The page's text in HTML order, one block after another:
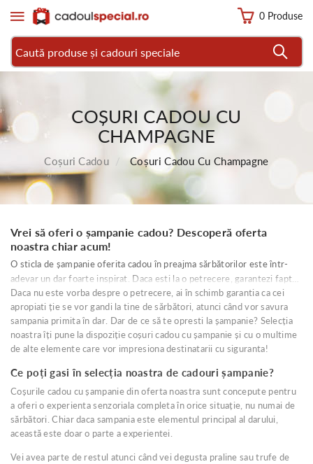
0 Produse
COȘURI CADOU CU
CHAMPAGNE
Coșuri Cadou Coșuri Cadou Cu Champagne
Vrei să oferi o șampanie cadou? Descoperă oferta
noastra chiar acum!
O sticla de șampanie oferita cadou în preajma sărbătorilor este într-
adevar un dar foarte inspirat. Daca esti la o petrecere, garantezi faptul
ca toti invitatii se vor distra pe cinste de indata ce sticla de șampanie
va fi desfacuta.
Daca nu este vorba despre o petrecere, ai în schimb garantia ca cei
apropiati ție se vor gandi la tine de sărbători, atunci când vor savura
sampania primita în dar. Dar de ce să te opresti la șampanie? Selecția
noastra îți pune la dispoziție coșuri cadou cu șampanie și cu o multime
de alte elemente care vor impresiona destinatarii cu siguranta!
Ce poți gasi în selecția noastra de cadouri șampanie?
Coșurile cadou cu șampanie din oferta noastra sunt concepute pentru
a oferi o experienta senzoriala completa în orice situație, nu numai de
sărbători. Chiar daca sampania este elementul principal al darului,
această este doar o parte a experientei.
Vei avea parte de restul atunci când vei degusta praline sau trufe de